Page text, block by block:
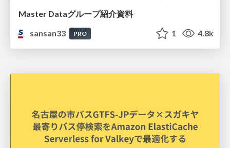
Master Dataグループ紹介資料
sansan33
PRO 1 4.8k